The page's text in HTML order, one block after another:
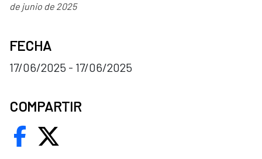
de junio de 2025
FECHA
17/06/2025 - 17/06/2025
COMPARTIR